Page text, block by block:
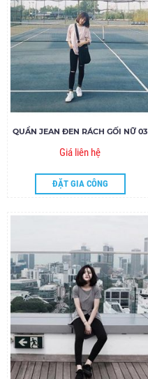
QUẦN JEAN ĐEN RÁCH GỐI NỮ 03
Giá liên hệ
ĐẶT GIA CÔNG